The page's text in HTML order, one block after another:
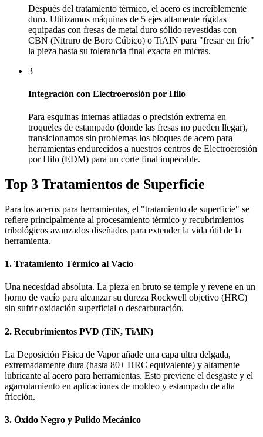
Después del tratamiento térmico, el acero es increíblemente
duro. Utilizamos máquinas de 5 ejes altamente rígidas
equipadas con fresas de metal duro sólido revestidas con
CBN (Nitruro de Boro Cúbico) o TiAlN para "fresar en frío"
la pieza hasta su tolerancia final exacta en micras.
3
Integración con Electroerosión por Hilo
Para esquinas internas afiladas o precisión extrema en
troqueles de estampado (donde las fresas no pueden llegar),
transicionamos sin problemas los bloques de acero para
herramientas endurecidos a nuestros centros de Electroerosión
por Hilo (EDM) para un corte final impecable.
Top 3 Tratamientos de Superficie
Para los aceros para herramientas, el "tratamiento de superficie" se
refiere principalmente al procesamiento térmico y recubrimientos
tribológicos avanzados diseñados para extender la vida útil de la
herramienta.
1. Tratamiento Térmico al Vacío
Una necesidad absoluta. La pieza en bruto se temple y revene en un
horno de vacío para alcanzar su dureza Rockwell objetivo (HRC)
sin sufrir oxidación superficial o descarburación.
2. Recubrimientos PVD (TiN, TiAlN)
La Deposición Física de Vapor añade una capa ultra delgada,
extremadamente dura (hasta 80+ HRC equivalente) y altamente
lubricante al acero para herramientas. Esto previene el desgaste y el
agarrotamiento en aplicaciones de moldeo y estampado de alta
fricción.
3. Óxido Negro y Pulido Mecánico